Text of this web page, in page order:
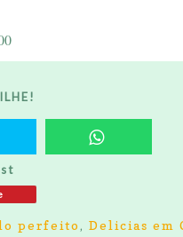
perfeito,Delicias em